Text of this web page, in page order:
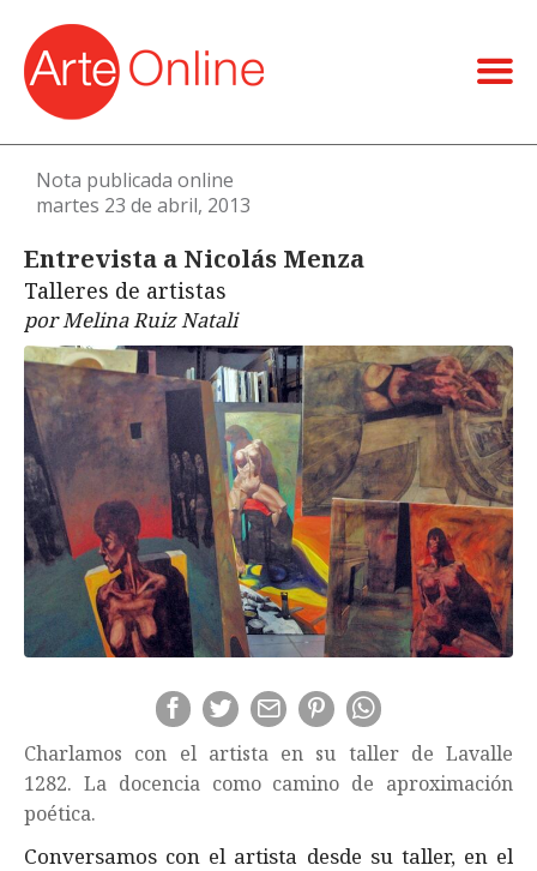
Nota publicada online
martes 23 de abril, 2013
Entrevista a Nicolás Menza
Talleres de artistas
por Melina Ruiz Natali
Charlamos con el artista en su taller de Lavalle
1282. La docencia como camino de aproximación
poética.
Conversamos con el artista desde su taller, en el